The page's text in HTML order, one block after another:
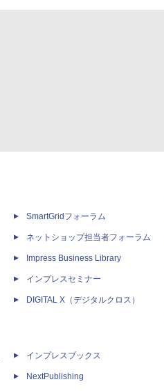
SmartGridフォーラム
ネットショップ担当者フォーラム
Impress Business Library
インプレスセミナー
DIGITAL X（デジタルクロス）
インプレスブックス
NextPublishing